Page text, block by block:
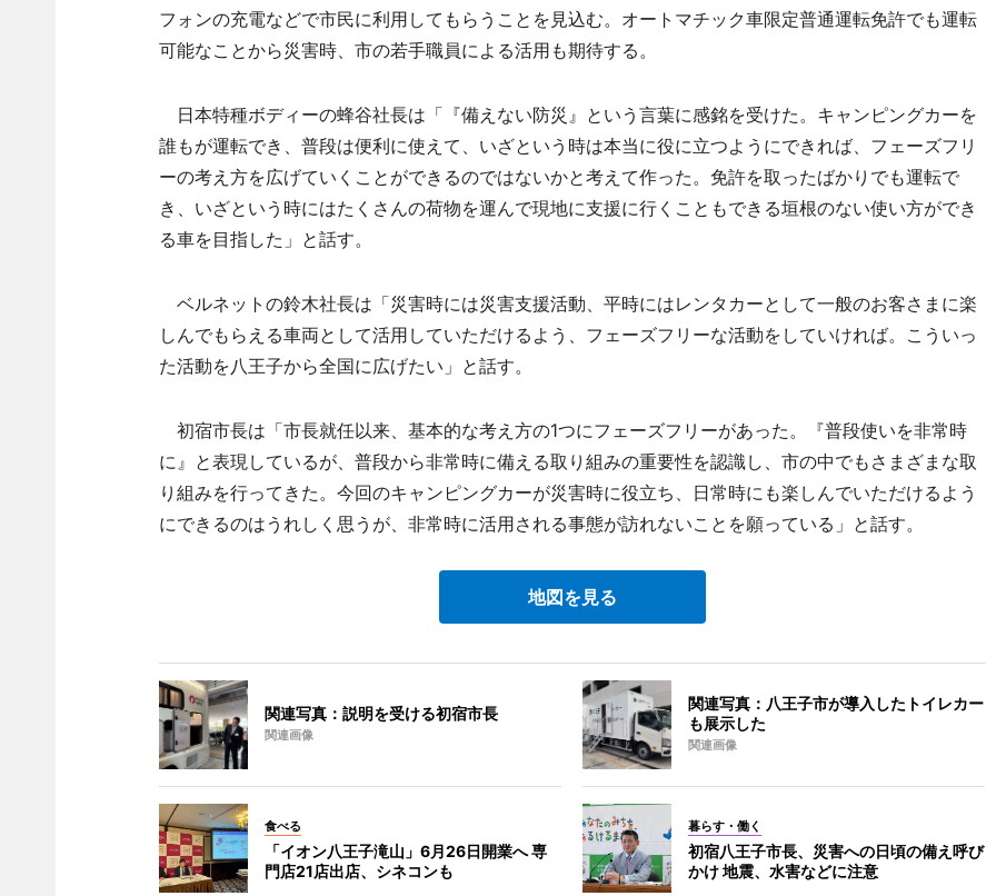
フォンの充電などで市民に利用してもらうことを見込む。オートマチック車限定普通運転免許でも運転
可能なことから災害時、市の若手職員による活用も期待する。
日本特種ボディーの蜂谷社長は「『備えない防災』という言葉に感銘を受けた。キャンピングカーを
誰もが運転でき、普段は便利に使えて、いざという時は本当に役に立つようにできれば、フェーズフリ
ーの考え方を広げていくことができるのではないかと考えて作った。免許を取ったばかりでも運転で
き、いざという時にはたくさんの荷物を運んで現地に支援に行くこともできる垣根のない使い方ができ
る車を目指した」と話す。
ベルネットの鈴木社長は「災害時には災害支援活動、平時にはレンタカーとして一般のお客さまに楽
しんでもらえる車両として活用していただけるよう、フェーズフリーな活動をしていければ。こういっ
た活動を八王子から全国に広げたい」と話す。
初宿市長は「市長就任以来、基本的な考え方の1つにフェーズフリーがあった。『普段使いを非常時
に』と表現しているが、普段から非常時に備える取り組みの重要性を認識し、市の中でもさまざまな取
り組みを行ってきた。今回のキャンピングカーが災害時に役立ち、日常時にも楽しんでいただけるよう
にできるのはうれしく思うが、非常時に活用される事態が訪れないことを願っている」と話す。
地図を見る
関連写真：説明を受ける初宿市長
関連画像
関連写真：八王子市が導入したトイレカー
も展示した
関連画像
食べる
「イオン八王子滝山」6月26日開業へ 専
門店21店出店、シネコンも
暮らす・働く
初宿八王子市長、災害への日頃の備え呼び
かけ 地震、水害などに注意